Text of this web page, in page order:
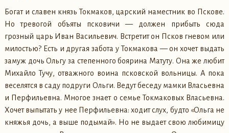
Богат и славен князь Токмаков, царский наместник во Пскове.
Но тревогой объяты псковичи — должен прибыть сюда
грозный царь Иван Васильевич. Встретит он Псков гневом или
милостью? Есть и другая забота у Токмакова — он хочет выдать
замуж дочь Ольгу за степенного боярина Матуту. Она же любит
Михайло Тучу, отважного воина псковской вольницы. А пока
веселятся в саду подруги Ольги. Ведут беседу мамки Власьевна
и Перфильевна. Многое знает о семье Токмаковых Власьевна.
Хочет выпытать у нее Перфильевна: ходит слух, будто «Ольга не
княжья дочь, а выше подымай». Но не выдает свою любимицу